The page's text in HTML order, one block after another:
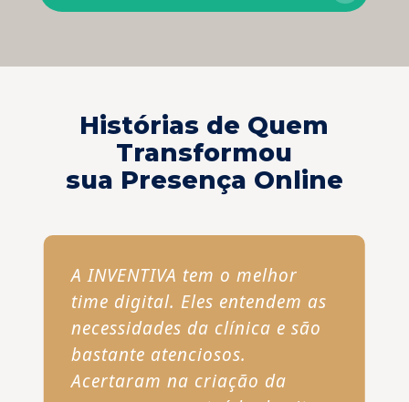
Histórias de Quem
Transformou
sua Presença Online
A INVENTIVA tem o melhor
time digital. Eles entendem as
necessidades da clínica e são
bastante atenciosos.
Acertaram na criação da